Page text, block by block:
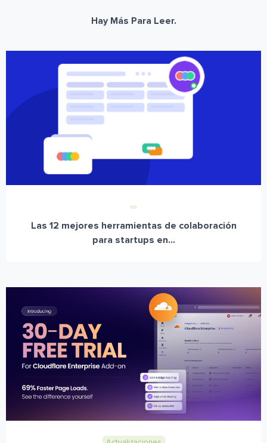
Hay Más Para Leer.
Las 12 mejores herramientas de colaboración
para startups en...